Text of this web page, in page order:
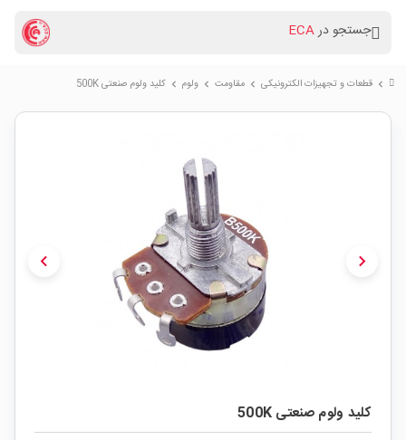
جستجو درECA
chevron_right قطعات و تجهیزات الکترونیکی chevron_right مقاومت chevron_right ولوم chevron_right کلید ولوم صنعتی 500K
chevron_left chevron_right
کلید ولوم صنعتی 500K